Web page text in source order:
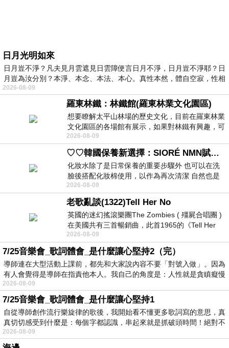
日月光明如來
日月豈不淨？凡夫見月雲遮見日雲障便言日月不淨，日月豈不淨耶？日
月豈為汝分別？本淨、本念、本法、本心。真性本然，體自空寂，性相
2026-08-09
羅東林鐵：林鐵館(羅東林業文化園區)
想要瞭解太平山林場的歷史文化，目前在羅東林業
文化園區的各場館有展示，如果對林鐵有興趣，可
以到林鐵館。 這裡展示從山下
2026-08-09
♡♡韓國保養新選擇：SIORÉ NMN賦活泡泡化妝水♡♡
化妝水除了是日常保養的重要步驟外 也可以在洗
臉後搭配化妝棉使用，以作為再次清潔 自然也是
我的保養必備品項 不過，我對於化妝
2026-08-09
老歌亂談(1322)Tell Her No
英國的迷幻搖滾樂團The Zombies ( 殭屍合唱團 )
在美國共有三首暢銷曲，此首1965的《Tell Her
No》即為其中之一，在告示牌百大單曲
2026-08-09
7/25音樂會_歌詞體會_是什麼讓心堅持2（完）
導師連在大型活動上課前，都先和大家說內容不要「對號入做」。因為
有人會覺得是導師在指責他本人。我自己的角度是：人性就是貪瞋癡慢
2026-08-09
7/25音樂會_歌詞體會_是什麼讓心堅持1
自從導師創作流行樂旋律的歌後，我開始看不懂更多歌詞寫的意思，真
真切切感受到什麼是：每個字都認識，串起來就是抓破頭時間！絕對不
2026-08-09